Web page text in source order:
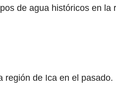
de agua históricos en la
región de Ica en el pasado.